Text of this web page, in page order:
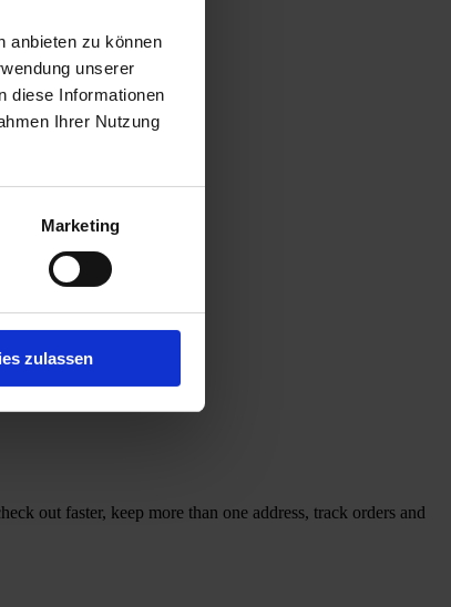
anbieten zu können
unserer
diese Informationen
Ihrer Nutzung
Marketing
zulassen
out faster, keep more than one address, track orders and